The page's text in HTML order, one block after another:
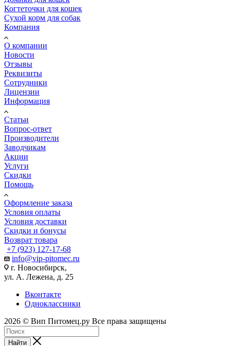
Когтеточки для кошек
Сухой корм для собак
Компания
О компании
Новости
Отзывы
Реквизиты
Сотрудники
Лицензии
Информация
Статьи
Вопрос-ответ
Производители
Заводчикам
Акции
Услуги
Скидки
Помощь
Оформление заказа
Условия оплаты
Условия доставки
Скидки и бонусы
Возврат товара
+7 (923) 127-17-68
info@vip-pitomec.ru
г. Новосибирск,
ул. А. Лежена, д. 25
Вконтакте
Одноклассники
2026 © Вип Питомец.ру Все права защищены
Найти